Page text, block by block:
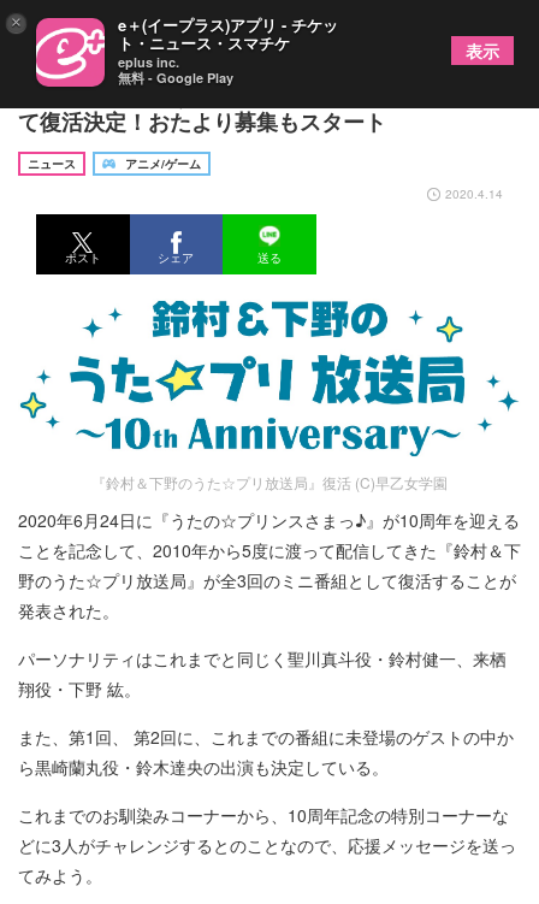
『鈴村＆下野のうた☆プリ放送局』がミニ番組とし
て復活決定！おたより募集もスタート
ニュース
アニメ/ゲーム
2020.4.14
ポスト シェア 送る
『鈴村＆下野のうた☆プリ放送局』復活 (C)早乙女学園
2020年6月24日に『うたの☆プリンスさまっ♪』が10周年を迎える
ことを記念して、2010年から5度に渡って配信してきた『鈴村＆下
野のうた☆プリ放送局』が全3回のミニ番組として復活することが
発表された。
パーソナリティはこれまでと同じく聖川真斗役・鈴村健一、来栖
翔役・下野 紘。
また、第1回、 第2回に、これまでの番組に未登場のゲストの中か
ら黒崎蘭丸役・鈴木達央の出演も決定している。
これまでのお馴染みコーナーから、10周年記念の特別コーナーな
どに3人がチャレンジするとのことなので、応援メッセージを送っ
てみよう。
× e＋(イープラス)アプリ - チケッ
ト・ニュース・スマチケ
eplus inc.
無料 - Google Play
表示